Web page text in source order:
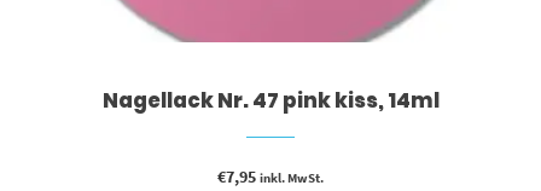
Nagellack Nr. 47 pink kiss, 14ml
€7,95 inkl. MwSt.